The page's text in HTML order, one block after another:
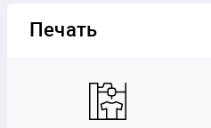
Печать